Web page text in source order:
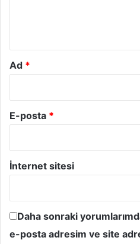
Ad *
E-posta *
İnternet sitesi
Daha sonraki
e-posta adresim ve site